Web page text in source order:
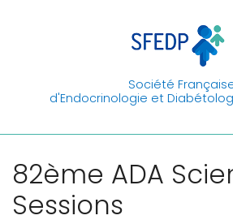
Société
d'Endocrinologie et
82ème ADA
Sessions